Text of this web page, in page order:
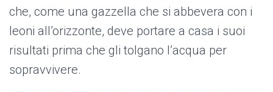
che, come una gazzella che si abbevera con i
leoni all’orizzonte, deve portare a casa i suoi
risultati prima che gli tolgano l’acqua per
sopravvivere.